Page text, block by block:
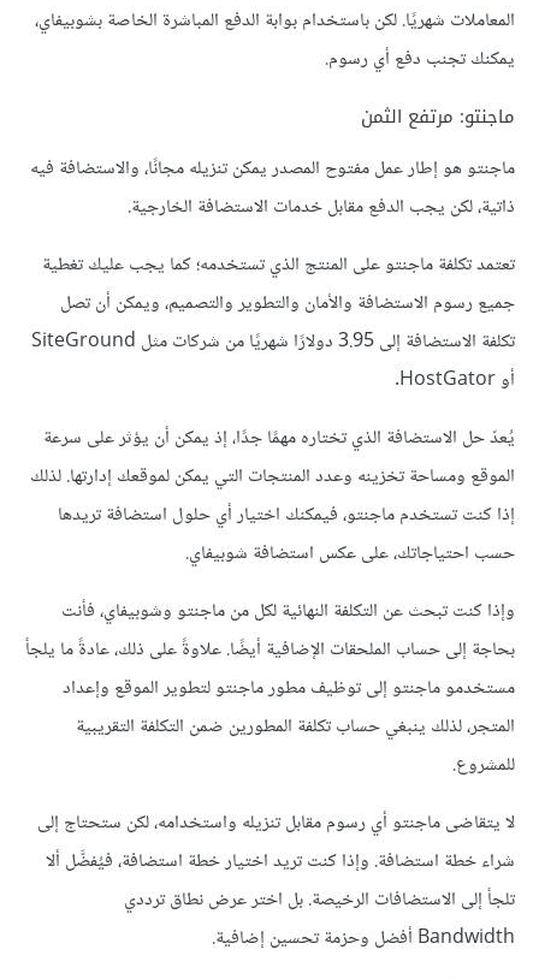
المعاملات شهريًا. لكن باستخدام بوابة الدفع المباشرة الخاصة بشوبيفاي،
يمكنك تجنب دفع أي رسوم.
ماجنتو: مرتفع الثمن
ماجنتو هو إطار عمل مفتوح المصدر يمكن تنزيله مجانًا، والاستضافة فيه
ذاتية، لكن يجب الدفع مقابل خدمات الاستضافة الخارجية.
تعتمد تكلفة ماجنتو على المنتج الذي تستخدمه؛ كما يجب عليك تغطية
جميع رسوم الاستضافة والأمان والتطوير والتصميم، ويمكن أن تصل
تكلفة الاستضافة إلى 3.95 دولارًا شهريًا من شركات مثل SiteGround
أو HostGator.
يُعدّ حل الاستضافة الذي تختاره مهمًا جدًا، إذ يمكن أن يؤثر على سرعة
الموقع ومساحة تخزينه وعدد المنتجات التي يمكن لموقعك إدارتها. لذلك
إذا كنت تستخدم ماجنتو، فيمكنك اختيار أي حلول استضافة تريدها
حسب احتياجاتك، على عكس استضافة شوبيفاي.
وإذا كنت تبحث عن التكلفة النهائية لكل من ماجنتو وشوبيفاي، فأنت
بحاجة إلى حساب الملحقات الإضافية أيضًا. علاوةً على ذلك، عادةً ما يلجأ
مستخدمو ماجنتو إلى توظيف مطور ماجنتو لتطوير الموقع وإعداد
المتجر، لذلك ينبغي حساب تكلفة المطورين ضمن التكلفة التقريبية
للمشروع.
لا يتقاضى ماجنتو أي رسوم مقابل تنزيله واستخدامه، لكن ستحتاج إلى
شراء خطة استضافة. وإذا كنت تريد اختيار خطة استضافة، فيُفضَّل ألا
تلجأ إلى الاستضافات الرخيصة. بل اختر عرض نطاق ترددي
Bandwidth أفضل وحزمة تحسين إضافية.